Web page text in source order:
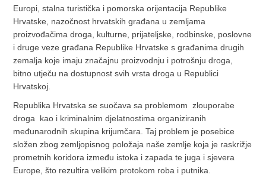
Europi, stalna turistička i pomorska orijentacija Republike
Hrvatske, nazočnost hrvatskih građana u zemljama
proizvođačima droga, kulturne, prijateljske, rodbinske, poslovne
i druge veze građana Republike Hrvatske s građanima drugih
zemalja koje imaju značajnu proizvodnju i potrošnju droga,
bitno utječu na dostupnost svih vrsta droga u Republici
Hrvatskoj.
Republika Hrvatska se suočava sa problemom zlouporabe
droga kao i kriminalnim djelatnostima organiziranih
međunarodnih skupina krijumčara. Taj problem je posebice
složen zbog zemljopisnog položaja naše zemlje koja je raskrižje
prometnih koridora između istoka i zapada te juga i sjevera
Europe, što rezultira velikim protokom roba i putnika.